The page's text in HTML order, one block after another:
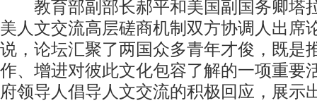
教育部副部长郝平和美国副国务卿塔
美人文交流高层磋商机制双方协调人出席
说，论坛汇聚了两国众多青年才俊，既是
作、增进对彼此文化包容了解的一项重要
府领导人倡导人文交流的积极回应，展示